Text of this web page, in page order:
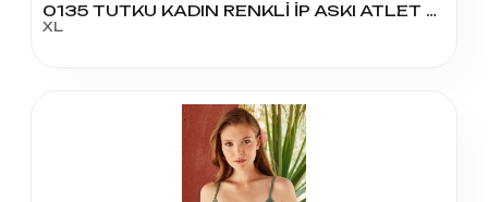
0135 TUTKU KADIN RENKLİ İP ASKI ATLET NO:5
XL